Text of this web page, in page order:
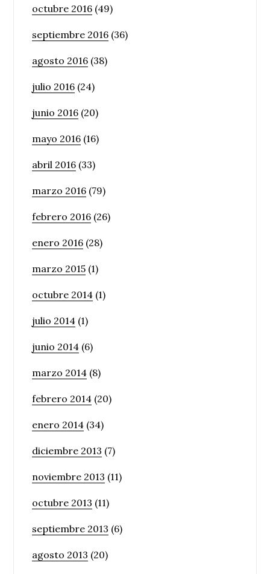
octubre 2016 (49)
septiembre 2016 (36)
agosto 2016 (38)
julio 2016 (24)
junio 2016 (20)
mayo 2016 (16)
abril 2016 (33)
marzo 2016 (79)
febrero 2016 (26)
enero 2016 (28)
marzo 2015 (1)
octubre 2014 (1)
julio 2014 (1)
junio 2014 (6)
marzo 2014 (8)
febrero 2014 (20)
enero 2014 (34)
diciembre 2013 (7)
noviembre 2013 (11)
octubre 2013 (11)
septiembre 2013 (6)
agosto 2013 (20)